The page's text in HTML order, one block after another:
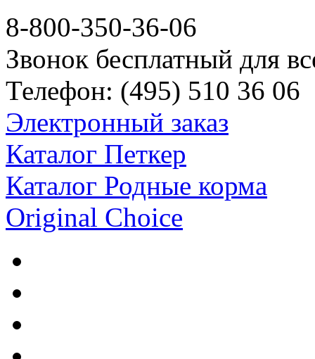
8-800-350-36-06
Звонок бесплатный для
Телефон: (495) 510 36 06
Электронный заказ
Каталог Петкер
Каталог Родные корма
Original Choice